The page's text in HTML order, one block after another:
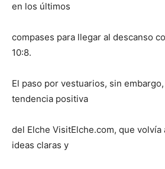
en los últimos
compases para llegar al descanso
10:8.
El paso por vestuarios, sin
tendencia positiva
del Elche VisitElche.com, que volvía
ideas claras y